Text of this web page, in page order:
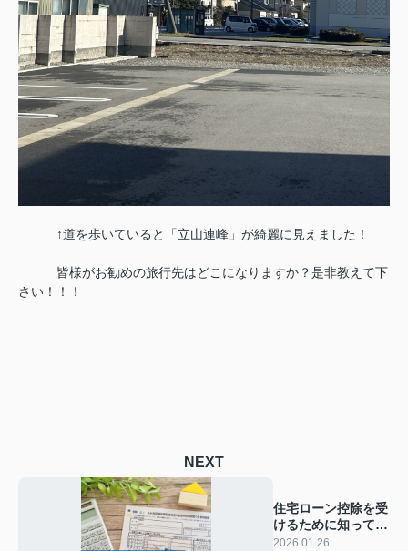
↑道を歩いていると「立山連峰」が綺麗に見えました！
皆様がお勧めの旅行先はどこになりますか？是非教えて下
さい！！！
NEXT
住宅ローン控除を受
けるために知ってお
きたい新耐震基準
2026.01.26